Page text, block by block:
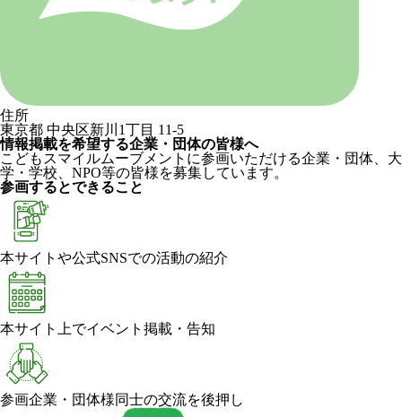
住所
東京都 中央区新川1丁目 11-5
情報掲載を希望する企業・団体の皆様へ
こどもスマイルムーブメントに参画いただける企業・団体、大
学・学校、NPO等の皆様を募集しています。
参画するとできること
本サイトや公式SNSでの活動の紹介
本サイト上でイベント掲載・告知
参画企業・団体様同士の交流を後押し